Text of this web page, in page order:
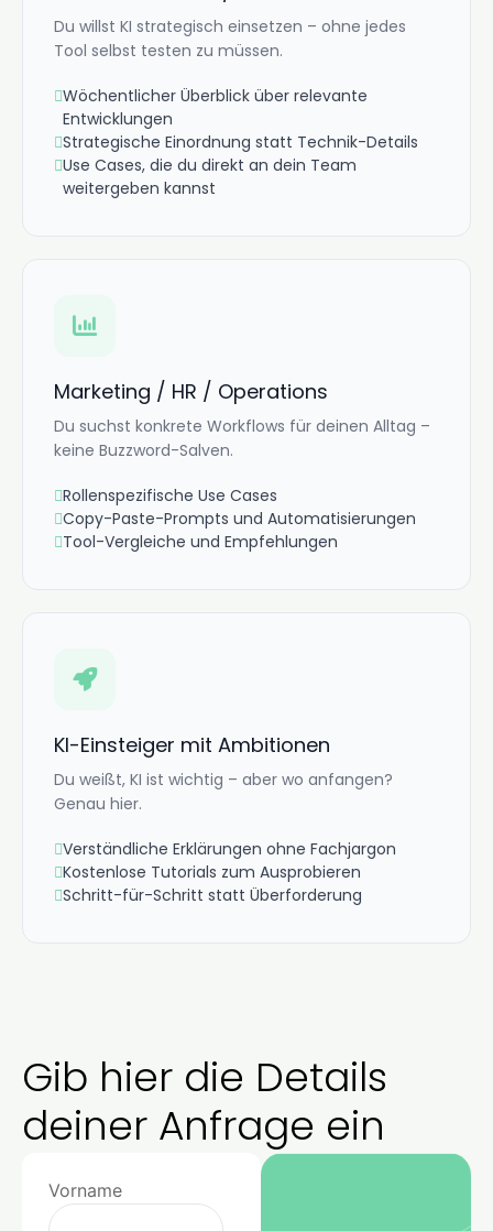
Du willst KI strategisch einsetzen – ohne jedes
Tool selbst testen zu müssen.
Wöchentlicher Überblick über relevante
Entwicklungen
Strategische Einordnung statt Technik-Details
Use Cases, die du direkt an dein Team
weitergeben kannst
Marketing / HR / Operations
Du suchst konkrete Workflows für deinen Alltag –
keine Buzzword-Salven.
Rollenspezifische Use Cases
Copy-Paste-Prompts und Automatisierungen
Tool-Vergleiche und Empfehlungen
KI-Einsteiger mit Ambitionen
Du weißt, KI ist wichtig – aber wo anfangen?
Genau hier.
Verständliche Erklärungen ohne Fachjargon
Kostenlose Tutorials zum Ausprobieren
Schritt-für-Schritt statt Überforderung
Gib hier die Details
deiner Anfrage ein
Vorname